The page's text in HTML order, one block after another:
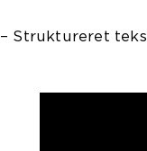
– Struktureret